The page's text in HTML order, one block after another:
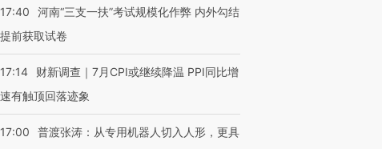
17:40
河南“三支一扶”考试规模化作弊 内外勾结
提前获取试卷
17:14
财新调查｜7月CPI或继续降温 PPI同比增
速有触顶回落迹象
17:00 普渡张涛：从专用机器人切入人形，更具